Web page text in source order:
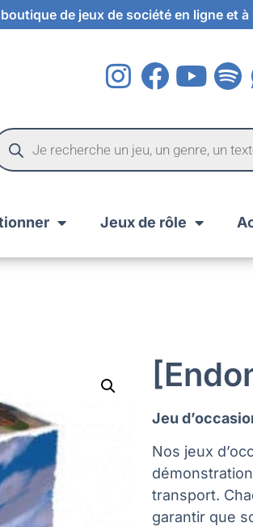
de jeux de société en ligne et
Jeux de rôle
Jeu
Nos jeux
transport.
garantir que